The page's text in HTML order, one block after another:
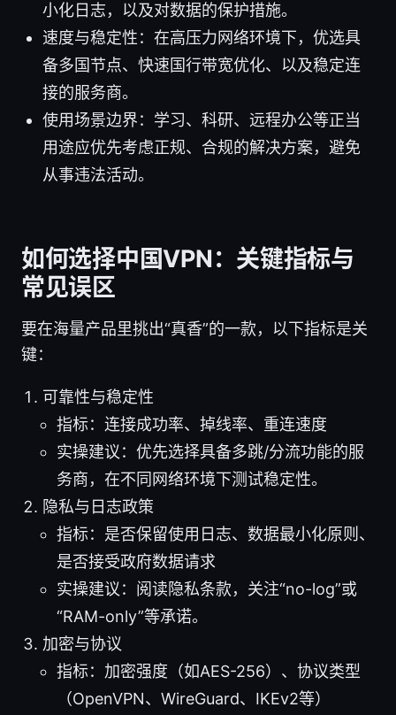
小化日志，以及对数据的保护措施。
速度与稳定性：在高压力网络环境下，优选具
备多国节点、快速国行带宽优化、以及稳定连
接的服务商。
使用场景边界：学习、科研、远程办公等正当
用途应优先考虑正规、合规的解决方案，避免
从事违法活动。
如何选择中国VPN：关键指标与
常见误区
要在海量产品里挑出“真香”的一款，以下指标是关
键：
可靠性与稳定性
指标：连接成功率、掉线率、重连速度
实操建议：优先选择具备多跳/分流功能的服
务商，在不同网络环境下测试稳定性。
隐私与日志政策
指标：是否保留使用日志、数据最小化原则、
是否接受政府数据请求
实操建议：阅读隐私条款，关注“no-log”或
“RAM-only”等承诺。
加密与协议
指标：加密强度（如AES-256）、协议类型
（OpenVPN、WireGuard、IKEv2等）